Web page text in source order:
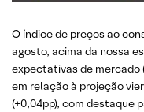
O índice de preços ao
agosto, acima da nossa
expectativas de mercado
em relação à projeção
(+0,04pp), com destaque